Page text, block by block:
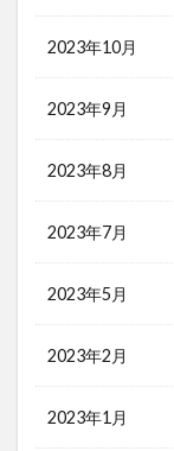
2023年10月
2023年9月
2023年8月
2023年7月
2023年5月
2023年2月
2023年1月